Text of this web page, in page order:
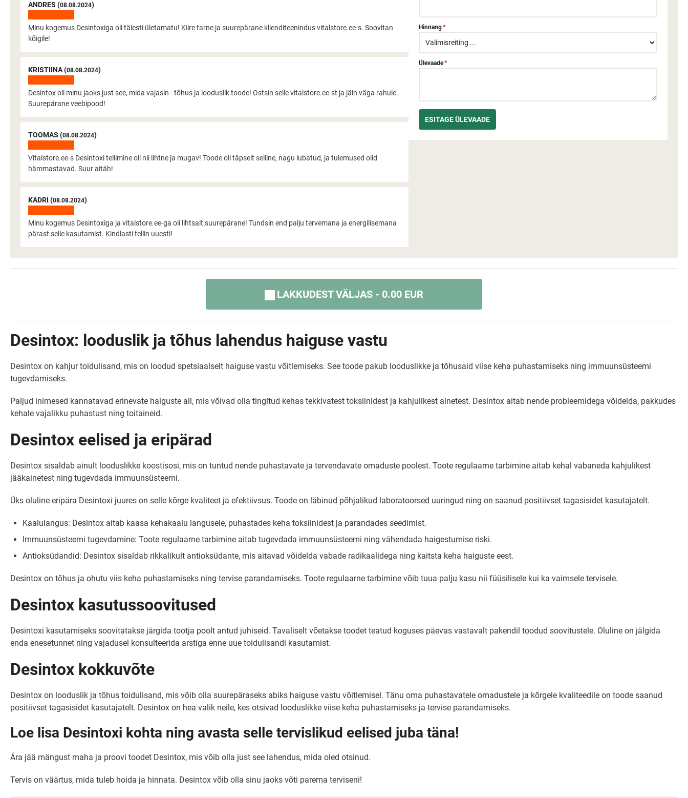
ANDRES (08.08.2024)
Minu kogemus Desintoxiga oli täiesti ületamatu! Kiire tarne ja suurepärane klienditeenindus vitalstore.ee-s. Soovitan
kõigile!
KRISTIINA (08.08.2024)
Desintox oli minu jaoks just see, mida vajasin - tõhus ja looduslik toode! Ostsin selle vitalstore.ee-st ja jäin väga rahule.
Suurepärane veebipood!
TOOMAS (08.08.2024)
Vitalstore.ee-s Desintoxi tellimine oli nii lihtne ja mugav! Toode oli täpselt selline, nagu lubatud, ja tulemused olid
hämmastavad. Suur aitäh!
KADRI (08.08.2024)
Minu kogemus Desintoxiga ja vitalstore.ee-ga oli lihtsalt suurepärane! Tundsin end palju tervemana ja energilisemana
pärast selle kasutamist. Kindlasti tellin uuesti!
Hinnang*
Ülevaade*
LAKKUDEST VÄLJAS - 0.00 EUR
Desintox: looduslik ja tõhus lahendus haiguse vastu
Desintox on kahjur toidulisand, mis on loodud spetsiaalselt haiguse vastu võitlemiseks. See toode pakub looduslikke ja tõhusaid viise keha puhastamiseks ning immuunsüsteemi
tugevdamiseks.
Paljud inimesed kannatavad erinevate haiguste all, mis võivad olla tingitud kehas tekkivatest toksiinidest ja kahjulikest ainetest. Desintox aitab nende probleemidega võidelda, pakkudes
kehale vajalikku puhastust ning toitaineid.
Desintox eelised ja eripärad
Desintox sisaldab ainult looduslikke koostisosi, mis on tuntud nende puhastavate ja tervendavate omaduste poolest. Toote regulaarne tarbimine aitab kehal vabaneda kahjulikest
jääkainetest ning tugevdada immuunsüsteemi.
Üks oluline eripära Desintoxi juures on selle kõrge kvaliteet ja efektiivsus. Toode on läbinud põhjalikud laboratoorsed uuringud ning on saanud positiivset tagasisidet kasutajatelt.
Kaalulangus: Desintox aitab kaasa kehakaalu langusele, puhastades keha toksiinidest ja parandades seedimist.
Immuunsüsteemi tugevdamine: Toote regulaarne tarbimine aitab tugevdada immuunsüsteemi ning vähendada haigestumise riski.
Antioksüdandid: Desintox sisaldab rikkalikult antioksüdante, mis aitavad võidelda vabade radikaalidega ning kaitsta keha haiguste eest.
Desintox on tõhus ja ohutu viis keha puhastamiseks ning tervise parandamiseks. Toote regulaarne tarbimine võib tuua palju kasu nii füüsilisele kui ka vaimsele tervisele.
Desintox kasutussoovitused
Desintoxi kasutamiseks soovitatakse järgida tootja poolt antud juhiseid. Tavaliselt võetakse toodet teatud koguses päevas vastavalt pakendil toodud soovitustele. Oluline on jälgida
enda enesetunnet ning vajadusel konsulteerida arstiga enne uue toidulisandi kasutamist.
Desintox kokkuvõte
Desintox on looduslik ja tõhus toidulisand, mis võib olla suurepäraseks abiks haiguse vastu võitlemisel. Tänu oma puhastavatele omadustele ja kõrgele kvaliteedile on toode saanud
positiivset tagasisidet kasutajatelt. Desintox on hea valik neile, kes otsivad looduslikke viise keha puhastamiseks ja tervise parandamiseks.
Loe lisa Desintoxi kohta ning avasta selle tervislikud eelised juba täna!
Ära jää mängust maha ja proovi toodet Desintox, mis võib olla just see lahendus, mida oled otsinud.
Tervis on väärtus, mida tuleb hoida ja hinnata. Desintox võib olla sinu jaoks võti parema terviseni!